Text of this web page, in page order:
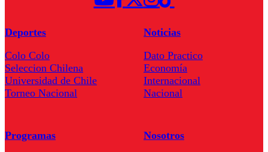
Deportes
Colo Colo
Seleccion Chilena
Universidad de Chile
Torneo Nacional
Noticias
Dato Practico
Economía
Internacional
Nacional
Programas
Nosotros